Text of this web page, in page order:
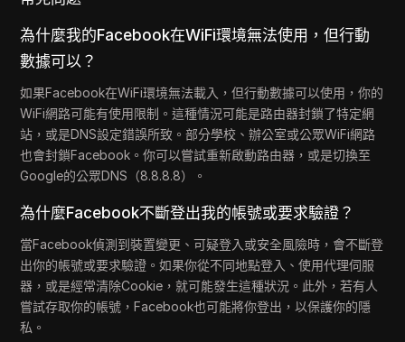
為什麼我的Facebook在WiFi環境無法使用，但行動
數據可以？
如果Facebook在WiFi環境無法載入，但行動數據可以使用，你的
WiFi網路可能有使用限制。這種情況可能是路由器封鎖了特定網
站，或是DNS設定錯誤所致。部分學校、辦公室或公眾WiFi網路
也會封鎖Facebook。你可以嘗試重新啟動路由器，或是切換至
Google的公眾DNS（8.8.8.8）。
為什麼Facebook不斷登出我的帳號或要求驗證？
當Facebook偵測到裝置變更、可疑登入或安全風險時，會不斷登
出你的帳號或要求驗證。如果你從不同地點登入、使用代理伺服
器，或是經常清除Cookie，就可能發生這種狀況。此外，若有人
嘗試存取你的帳號，Facebook也可能將你登出，以保護你的隱
私。